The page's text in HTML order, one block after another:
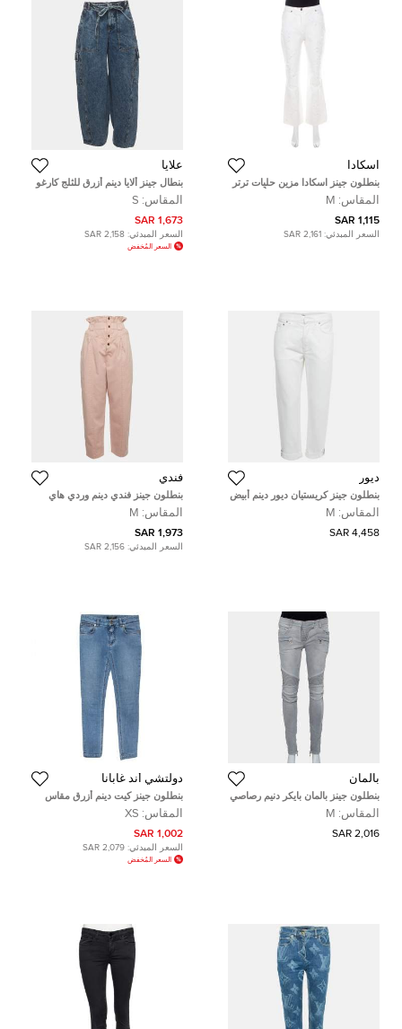
اسكادا
بنطلون جينز اسكادا مزين حليات ترتر
موردة واسع قطن تويل دنيم أبيض M
المقاس: M
1,115 SAR
السعر المبدئي: 2,161 SAR
علايا
بنطال جينز ألايا دينم أزرق للثلج كارغو
مقاس صغير محيط خصر 29 بوصة
المقاس: S
1,673 SAR
السعر المبدئي: 2,158 SAR
السعر المُخفض
ديور
بنطلون جينز كريستيان ديور دينم أبيض
حافة مطوية مقاس متوسط ٢٨ بوصة
المقاس: M
4,458 SAR
فندي
بنطلون جينز فندي دينم وردي هاي
ويست مقاس متوسط (ميديم) الخصر
26 بوصةالمقاس: M
1,973 SAR
السعر المبدئي: 2,156 SAR
بالمان
بنطلون جينز بالمان بايكر دنيم رصاصي
مقاس متوسط - ميديوم
المقاس: M
2,016 SAR
دولتشي أند غابانا
بنطلون جينز كيت دينم أزرق مقاس
صغير جدًا - إكس سمول
المقاس: XS
1,002 SAR
السعر المبدئي: 2,079 SAR
السعر المُخفض